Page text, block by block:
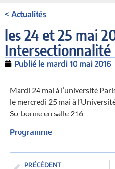
< Actualités
les 24 et 25 mai
Publié le mardi 10 mai 2016
Mardi 24 mai à l’université
le mercredi 25 mai à
Sorbonne en salle 216
Programme
PRÉCÉDENT